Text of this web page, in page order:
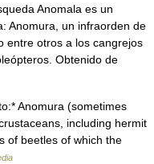
Anomala es un
Anomura, un infraorden de
entre otros a los cangrejos
Obtenido de
Anomura (sometimes
including hermit
of beetles of which the